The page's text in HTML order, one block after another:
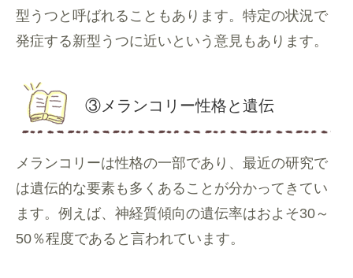
型うつと呼ばれることもあります。特定の状況で
発症する新型うつに近いという意見もあります。
③メランコリー性格と遺伝
メランコリーは性格の一部であり、最近の研究で
は遺伝的な要素も多くあることが分かってきてい
ます。例えば、神経質傾向の遺伝率はおよそ30～
50％程度であると言われています。